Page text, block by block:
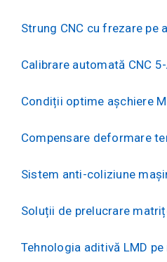
Strung CNC cu frezare pe
Calibrare automată CNC
Condiții optime așchiere
Compensare deformare
Sistem anti-coliziune
Soluții de prelucrare
Tehnologia aditivă LMD